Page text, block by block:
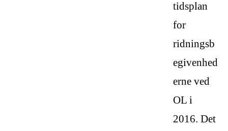
tidsplan
for
ridningsb
egivenhed
erne ved
OL i
2016. Det